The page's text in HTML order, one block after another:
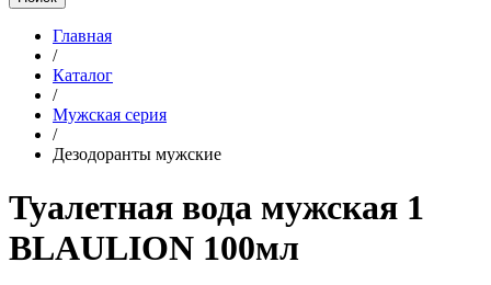
Главная
/
Каталог
/
Мужская серия
/
Дезодоранты мужские
Туалетная вода мужская 1
BLAULION 100мл